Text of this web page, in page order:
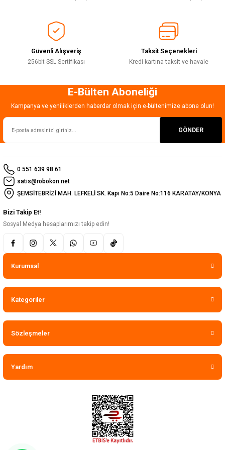
Bu ürüne benzer farklı alternatifler olmalı.
Gönder
Güvenli Alışveriş
256bit SSL Sertifikası
Taksit Seçenekleri
Kredi kartına taksit ve havale
E-Bülten Aboneliği
Kampanya ve yeniliklerden haberdar olmak için e-bültenimize abone olun!
GÖNDER
0 551 639 98 61
satis@robokon.net
ŞEMSİTEBRİZİ MAH. LEFKELİ SK. Kapı No:5 Daire No:116 KARATAY/KONYA
Bizi Takip Et!
Sosyal Medya hesaplarımızı takip edin!
Kurumsal
Kategoriler
Sözleşmeler
Yardım